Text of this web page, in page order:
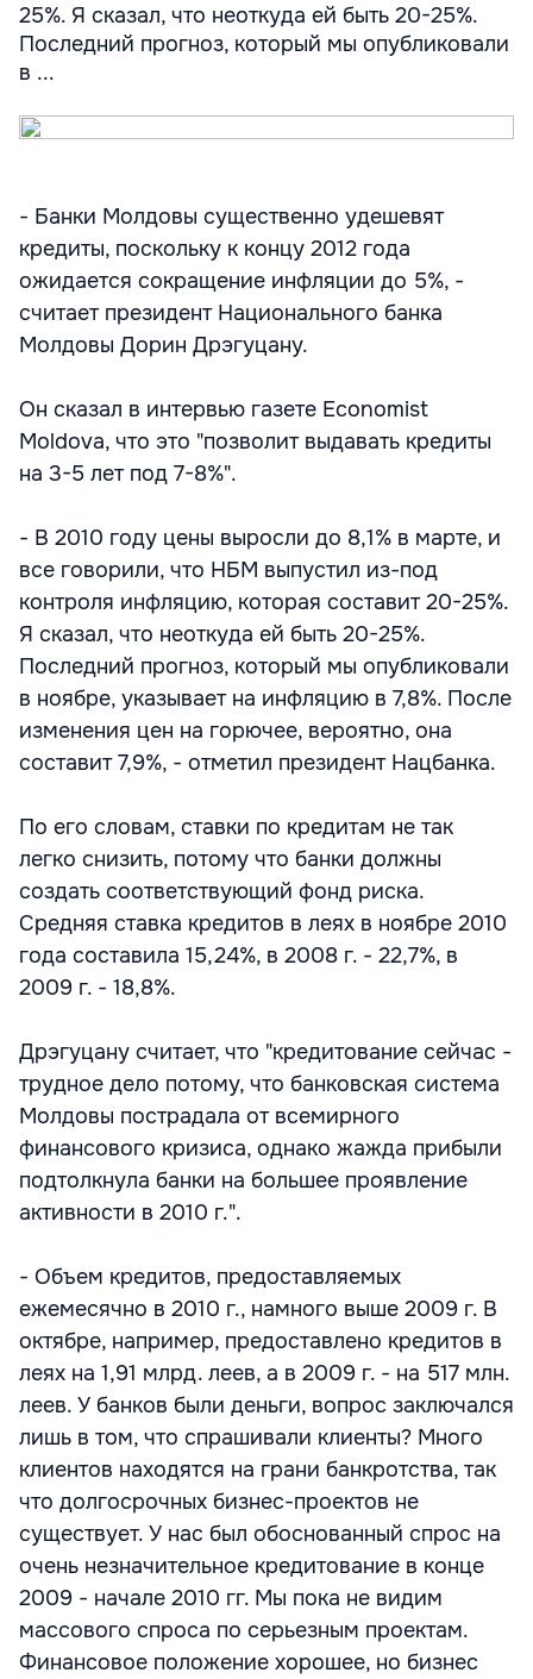
25%. Я сказал, что неоткуда ей быть 20-25%.
Последний прогноз, который мы опубликовали
в ...
- Банки Молдовы существенно удешевят
кредиты, поскольку к концу 2012 года
ожидается сокращение инфляции до 5%, -
считает президент Национального банка
Молдовы Дорин Дрэгуцану.
Он сказал в интервью газете Economist
Moldova, что это "позволит выдавать кредиты
на 3-5 лет под 7-8%".
- В 2010 году цены выросли до 8,1% в марте, и
все говорили, что НБМ выпустил из-под
контроля инфляцию, которая составит 20-25%.
Я сказал, что неоткуда ей быть 20-25%.
Последний прогноз, который мы опубликовали
в ноябре, указывает на инфляцию в 7,8%. После
изменения цен на горючее, вероятно, она
составит 7,9%, - отметил президент Нацбанка.
По его словам, ставки по кредитам не так
легко снизить, потому что банки должны
создать соответствующий фонд риска.
Средняя ставка кредитов в леях в ноябре 2010
года составила 15,24%, в 2008 г. - 22,7%, в
2009 г. - 18,8%.
Дрэгуцану считает, что "кредитование сейчас -
трудное дело потому, что банковская система
Молдовы пострадала от всемирного
финансового кризиса, однако жажда прибыли
подтолкнула банки на большее проявление
активности в 2010 г.".
- Объем кредитов, предоставляемых
ежемесячно в 2010 г., намного выше 2009 г. В
октябре, например, предоставлено кредитов в
леях на 1,91 млрд. леев, а в 2009 г. - на 517 млн.
леев. У банков были деньги, вопрос заключался
лишь в том, что спрашивали клиенты? Много
клиентов находятся на грани банкротства, так
что долгосрочных бизнес-проектов не
существует. У нас был обоснованный спрос на
очень незначительное кредитование в конце
2009 - начале 2010 гг. Мы пока не видим
массового спроса по серьезным проектам.
Финансовое положение хорошее, но бизнес